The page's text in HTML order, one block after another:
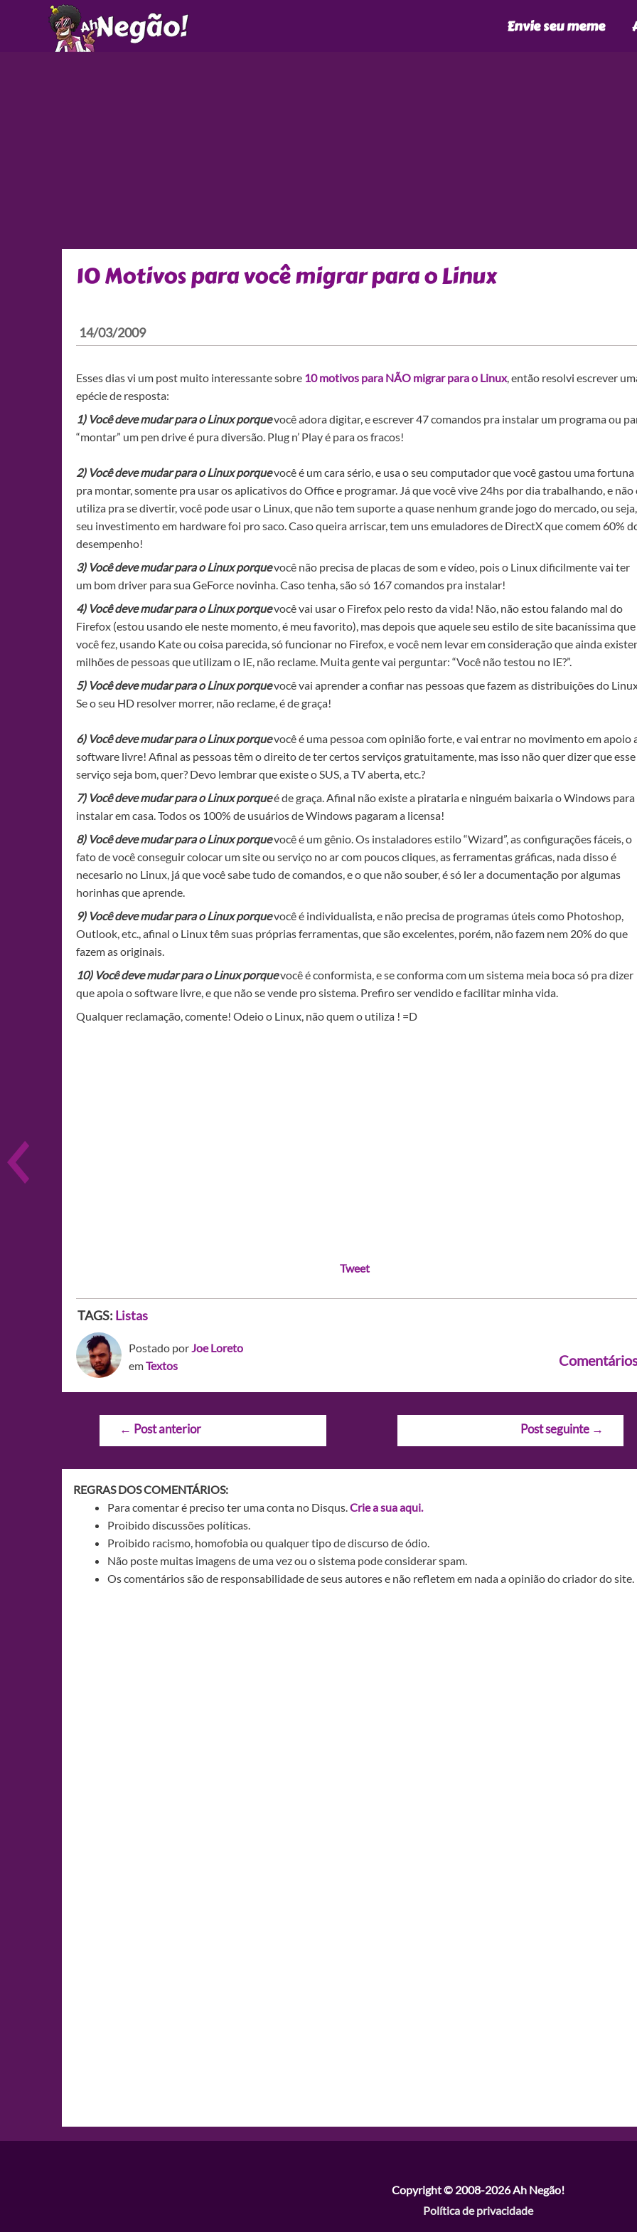
Envie seu meme
10 Motivos para você migrar para o Linux
14/03/2009
Esses dias vi um post muito interessante sobre 10 motivos para NÃO migrar para o Linux, então resolvi escrever
epécie de resposta:
1) Você deve mudar para o Linux porquevocê adora digitar, e escrever 47 comandos pra instalar um programa ou
“montar” um pen drive é pura diversão. Plug n’ Play é para os fracos!
2) Você deve mudar para o Linux porquevocê é um cara sério, e usa o seu computador que você gastou uma fortuna
pra montar, somente pra usar os aplicativos do Office e programar. Já que você vive 24hs por dia trabalhando, e não
utiliza pra se divertir, você pode usar o Linux, que não tem suporte a quase nenhum grande jogo do mercado, ou seja,
seu investimento em hardware foi pro saco. Caso queira arriscar, tem uns emuladores de DirectX que comem 60%
desempenho!
3) Você deve mudar para o Linux porquevocê não precisa de placas de som e vídeo, pois o Linux dificilmente vai ter
um bom driver para sua GeForce novinha. Caso tenha, são só 167 comandos pra instalar!
4) Você deve mudar para o Linux porquevocê vai usar o Firefox pelo resto da vida! Não, não estou falando mal do
Firefox (estou usando ele neste momento, é meu favorito), mas depois que aquele seu estilo de site bacaníssima que
você fez, usando Kate ou coisa parecida, só funcionar no Firefox, e você nem levar em consideração que ainda
milhões de pessoas que utilizam o IE, não reclame. Muita gente vai perguntar: “Você não testou no IE?”.
5) Você deve mudar para o Linux porquevocê vai aprender a confiar nas pessoas que fazem as distribuições do
Se o seu HD resolver morrer, não reclame, é de graça!
6) Você deve mudar para o Linux porquevocê é uma pessoa com opinião forte, e vai entrar no movimento em apoio
software livre! Afinal as pessoas têm o direito de ter certos serviços gratuitamente, mas isso não quer dizer que esse
serviço seja bom, quer? Devo lembrar que existe o SUS, a TV aberta, etc.?
7) Você deve mudar para o Linux porqueé de graça. Afinal não existe a pirataria e ninguém baixaria o Windows para
instalar em casa. Todos os 100% de usuários de Windows pagaram a licensa!
8) Você deve mudar para o Linux porquevocê é um gênio. Os instaladores estilo “Wizard”, as configurações fáceis, o
fato de você conseguir colocar um site ou serviço no ar com poucos cliques, as ferramentas gráficas, nada disso é
necesario no Linux, já que você sabe tudo de comandos, e o que não souber, é só ler a documentação por algumas
horinhas que aprende.
9) Você deve mudar para o Linux porquevocê é individualista, e não precisa de programas úteis como Photoshop,
Outlook, etc., afinal o Linux têm suas próprias ferramentas, que são excelentes, porém, não fazem nem 20% do que
fazem as originais.
10) Você deve mudar para o Linux porquevocê é conformista, e se conforma com um sistema meia boca só pra dizer
que apoia o software livre, e que não se vende pro sistema. Prefiro ser vendido e facilitar minha vida.
Qualquer reclamação, comente! Odeio o Linux, não quem o utiliza ! =D
Tweet
TAGS: Listas
Postado porJoe Loreto
emTextos
Navegação
← Post anterior Post seguinte →
REGRAS DOS COMENTÁRIOS:
Para comentar é preciso ter uma conta no Disqus.Crie a sua aqui.
Proibido discussões políticas.
Proibido racismo, homofobia ou qualquer tipo de discurso de ódio.
Não poste muitas imagens de uma vez ou o sistema pode considerar spam.
Os comentários são de responsabilidade de seus autores e não refletem em nada a opinião do criador do site.
Copyright © 2008-2026Ah Negão!
Política de privacidade